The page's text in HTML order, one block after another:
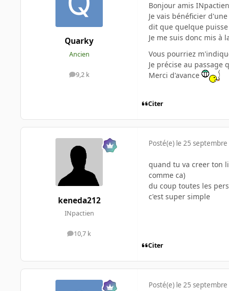
Quarky
Ancien
9,2 k
messages
Bonjour amis
Je vais bénéficier
dit que quelque
Je me suis donc mis à
Vous pourriez
Je précise au passage
Merci d'avance
Citer
keneda212
INpactien
10,7 k
messages
Posté(e) le 25 septembre
quand tu va creer ton
comme ca)
du coup toutes les
c'est super simple
Citer
Posté(e) le 25 septembre